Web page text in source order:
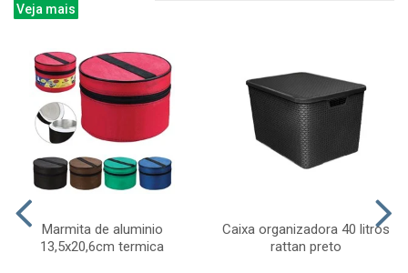
Veja mais
Marmita de aluminio
13,5x20,6cm termica
Caixa organizadora 40 litros
rattan preto